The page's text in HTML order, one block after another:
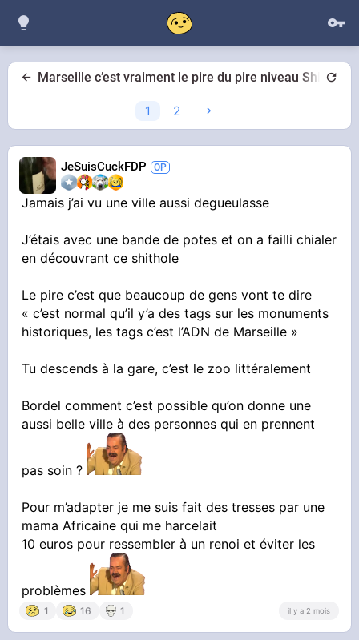
Marseille c’est vraiment le pire du pire niveau Shithole
1 2
JeSuisCuckFDP
Jamais j’ai vu une ville aussi degueulasse
J’étais avec une bande de potes et on a failli chialer
en découvrant ce shithole
Le pire c’est que beaucoup de gens vont te dire
« c’est normal qu’il y’a des tags sur les monuments
historiques, les tags c’est l’ADN de Marseille »
Tu descends à la gare, c’est le zoo littéralement
Bordel comment c’est possible qu’on donne une
aussi belle ville à des personnes qui en prennent
pas soin ?
Pour m’adapter je me suis fait des tresses par une
mama Africaine qui me harcelait
10 euros pour ressembler à un renoi et éviter les
problèmes
1 16 1 il y a 2 mois